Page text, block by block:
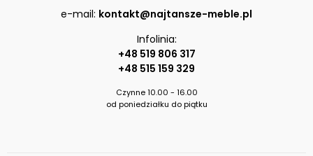
e-mail: kontakt@najtansze-meble.pl
Infolinia:
+48 519 806 317
+48 515 159 329
Czynne 10.00 - 16.00
od poniedziałku do piątku